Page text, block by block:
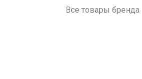
Все товары бренда